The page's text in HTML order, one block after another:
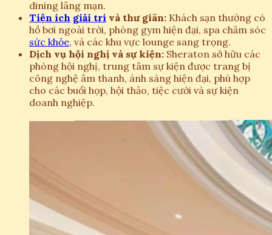
dining lãng mạn.
Tiện ích giải trí và thư giãn: Khách sạn thường có
hồ bơi ngoài trời, phòng gym hiện đại, spa chăm sóc
sức khỏe, và các khu vực lounge sang trọng.
Dịch vụ hội nghị và sự kiện: Sheraton sở hữu các
phòng hội nghị, trung tâm sự kiện được trang bị
công nghệ âm thanh, ánh sáng hiện đại, phù hợp
cho các buổi họp, hội thảo, tiệc cưới và sự kiện
doanh nghiệp.